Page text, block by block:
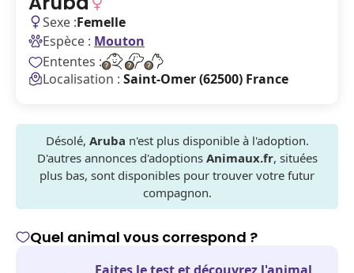
Sexe :Femelle
Espèce : Mouton
Ententes :
Localisation : Saint-Omer (62500) France
Désolé, Aruba n'est plus disponible à l'adoption.
D'autres annonces d'adoptions Animaux.fr, situées
plus bas, sont disponibles pour trouver votre futur
compagnon.
Quel animal vous correspond ?